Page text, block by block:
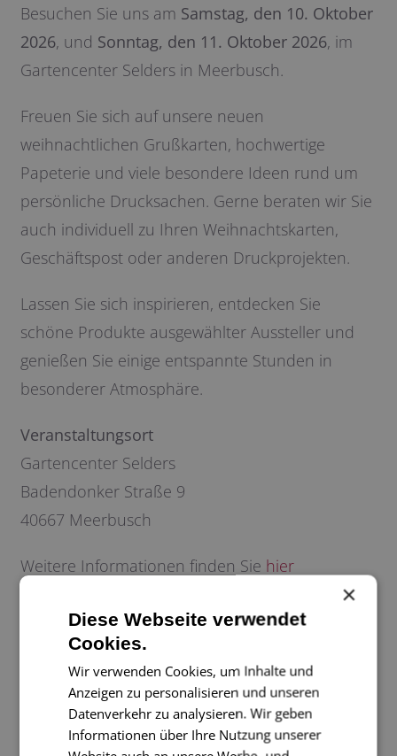
Besuchen Sie uns am Samstag, den 10. Oktober
2026, und Sonntag, den 11. Oktober 2026, im
Gartencenter Selders in Meerbusch.
Freuen Sie sich auf unsere neuen
weihnachtlichen Grußkarten, hochwertige
Papeterie und viele besondere Ideen rund um
persönliche Drucksachen. Gerne beraten wir Sie
auch individuell zu Ihren Weihnachtskarten,
Geschäftspost oder anderen Druckprojekten.
Lassen Sie sich inspirieren, entdecken Sie
schöne Produkte ausgewählter Aussteller und
genießen Sie einige entspannte Stunden in
besonderer Atmosphäre.
Veranstaltungsort
Gartencenter Selders
Badendonker Straße 9
40667 Meerbusch
Weitere Informationen finden Sie hier
Exklusive Drucksachen von unseren Grafikern
gestalten und auf den feinsten Papieren
drucken lassen
DRUCKSACHEN GESTALTEN LASSEN
×
Diese Webseite verwendet
Cookies.
Wir verwenden Cookies, um Inhalte und
Anzeigen zu personalisieren und unseren
Datenverkehr zu analysieren. Wir geben
Informationen über Ihre Nutzung unserer